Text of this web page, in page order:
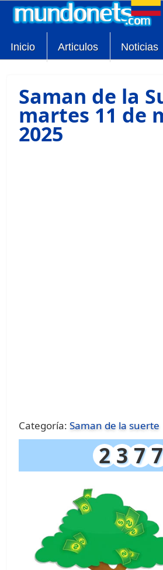
Inicio Articulos Noticias
Saman de la
martes 11 de
2025
Categoría:Saman de la suerte
2 3 7 7